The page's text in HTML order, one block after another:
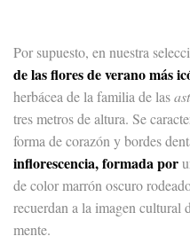
Por supuesto, en nuestra
de las flores de verano más
herbácea de la familia de las
tres metros de altura. Se
forma de corazón y bordes
inflorescencia, formada por
de color marrón oscuro
recuerdan a la imagen cultural
mente.